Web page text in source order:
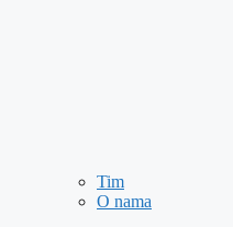
Tim
O nama